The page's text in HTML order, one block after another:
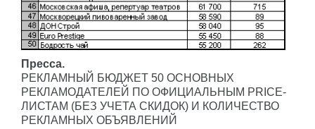
Пресса.
РЕКЛАМНЫЙ БЮДЖЕТ 50 ОСНОВНЫХ
РЕКЛАМОДАТЕЛЕЙ ПО ОФИЦИАЛЬНЫМ PRICE-
ЛИСТАМ (БЕЗ УЧЕТА СКИДОК) И КОЛИЧЕСТВО
РЕКЛАМНЫХ ОБЪЯВЛЕНИЙ